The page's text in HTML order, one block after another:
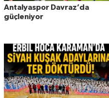
Antalyaspor Davraz’da
güçleniyor